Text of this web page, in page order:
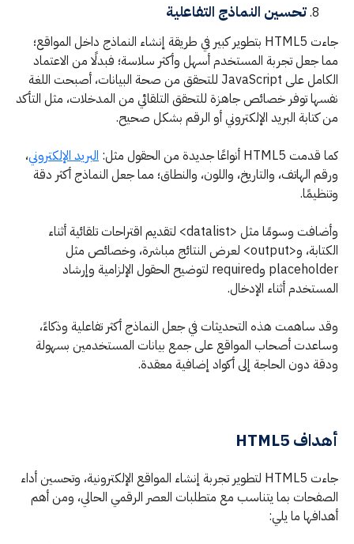
تحسين النماذج التفاعلية
جاءت HTML5 بتطوير كبير في طريقة إنشاء النماذج داخل المواقع؛
مما جعل تجربة المستخدم أسهل وأكثر سلاسة؛ فبدلًا من الاعتماد
الكامل على JavaScript للتحقق من صحة البيانات، أصبحت اللغة
نفسها توفر خصائص جاهزة للتحقق التلقائي من المدخلات، مثل التأكد
من كتابة البريد الإلكتروني أو الرقم بشكل صحيح.
كما قدمت HTML5 أنواعًا جديدة من الحقول مثل:
البريد الإلكتروني،
ورقم الهاتف، والتاريخ، واللون، والنطاق؛ مما جعل النماذج أكثر دقة
وتنظيمًا.
وأضافت وسومًا مثل <datalist> لتقديم اقتراحات تلقائية أثناء
الكتابة، و<output> لعرض النتائج مباشرة، وخصائص مثل
placeholder وrequired لتوضيح الحقول الإلزامية وإرشاد
المستخدم أثناء الإدخال.
وقد ساهمت هذه التحديثات في جعل النماذج أكثر تفاعلية وذكاءً،
وساعدت أصحاب المواقع على جمع بيانات المستخدمين بسهولة
ودقة دون الحاجة إلى أكواد إضافية معقدة.
أهداف HTML5
جاءت HTML5 لتطوير تجربة إنشاء المواقع الإلكترونية، وتحسين أداء
الصفحات بما يتناسب مع متطلبات العصر الرقمي الحالي، ومن أهم
أهدافها ما يلي: